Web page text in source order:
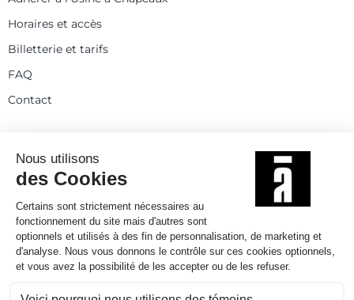
Horaires et accès
Billetterie et tarifs
FAQ
Contact
Espace presse
Rejoignez-nous
© 2025
Politique de confidentialité